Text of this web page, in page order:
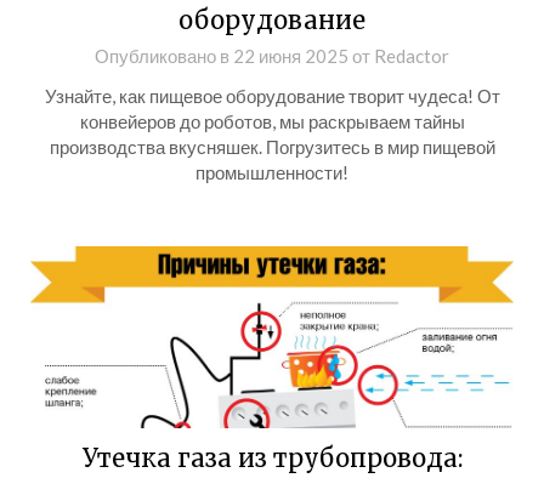
оборудование
Опубликовано в 22 июня 2025 от Redactor
Узнайте, как пищевое оборудование творит чудеса! От
конвейеров до роботов, мы раскрываем тайны
производства вкусняшек. Погрузитесь в мир пищевой
промышленности!
Утечка газа из трубопровода: